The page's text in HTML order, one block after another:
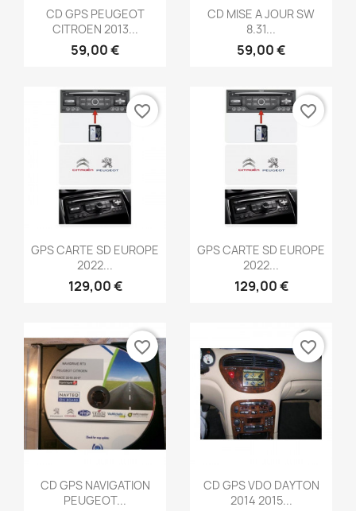
Aperçu rapide
CD GPS PEUGEOT
CITROEN 2013...
59,00 €
 Aperçu rapide
CD MISE A JOUR SW
8.31...
59,00 €
Aperçu rapide
GPS CARTE SD EUROPE
2022...
129,00 €
favorite_border
Aperçu rapide
GPS CARTE SD EUROPE
2022...
129,00 €
favorite_border
Aperçu rapide
CD GPS NAVIGATION
PEUGEOT...
favorite_border
Aperçu rapide
CD GPS VDO DAYTON
2014 2015...
favorite_border